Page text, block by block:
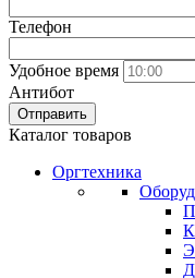
Телефон
Удобное время
Антибот
Отправить
Каталог товаров
Оргтехника